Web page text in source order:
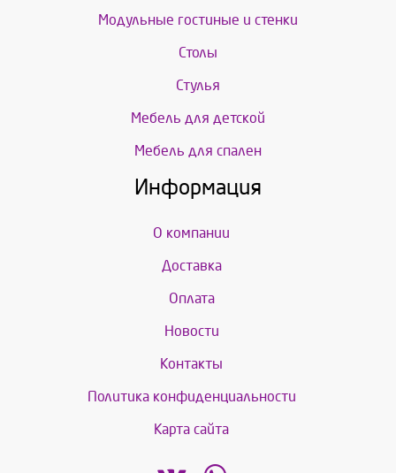
Модульные гостиные и стенки
Столы
Стулья
Мебель для детской
Мебель для спален
Информация
О компании
Доставка
Оплата
Новости
Контакты
Политика конфиденциальности
Карта сайта